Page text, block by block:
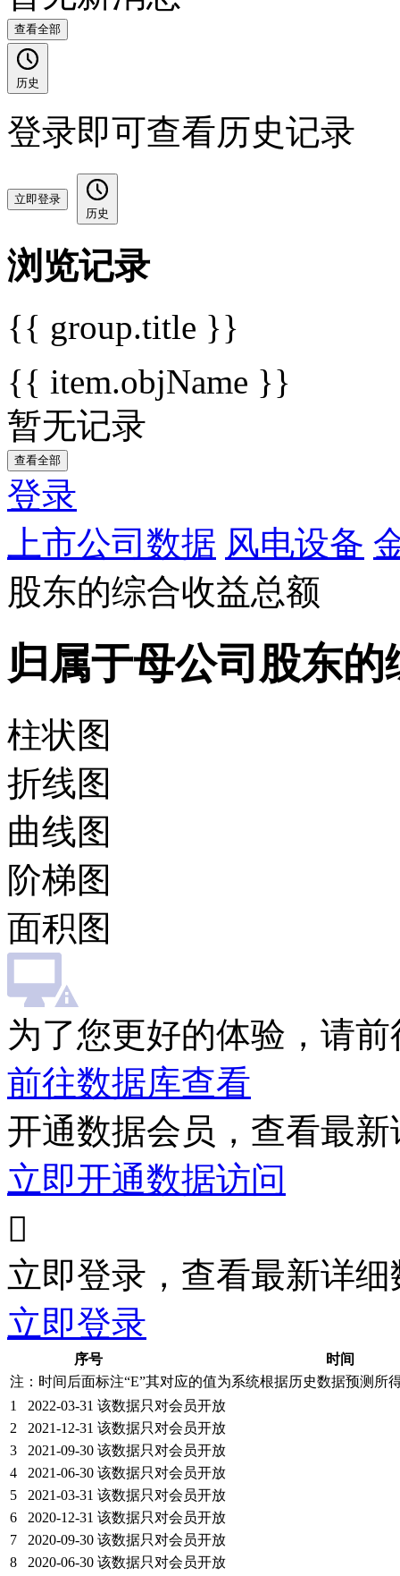
查看全部
历史
登录即可查看历史记录
立即登录
历史
浏览记录
{{ group.title }}
{{ item.objName }}
暂无记录
查看全部
登录
上市公司数据 风电设备
股东的综合收益总额
归属于母公司股东
柱状图
折线图
曲线图
阶梯图
面积图
为了您更好的体验，请
前往数据库查看
开通数据会员，查看最
立即开通数据访问

立即登录，查看最新详细
立即登录
序号
时间
注：时间后面标注“E”其对应的值为系统根据历史数据预测所
1
2022-03-31 该数据只对会员开放
2
2021-12-31 该数据只对会员开放
3
2021-09-30 该数据只对会员开放
4
2021-06-30 该数据只对会员开放
5
2021-03-31 该数据只对会员开放
6
2020-12-31 该数据只对会员开放
7
2020-09-30 该数据只对会员开放
8
2020-06-30 该数据只对会员开放